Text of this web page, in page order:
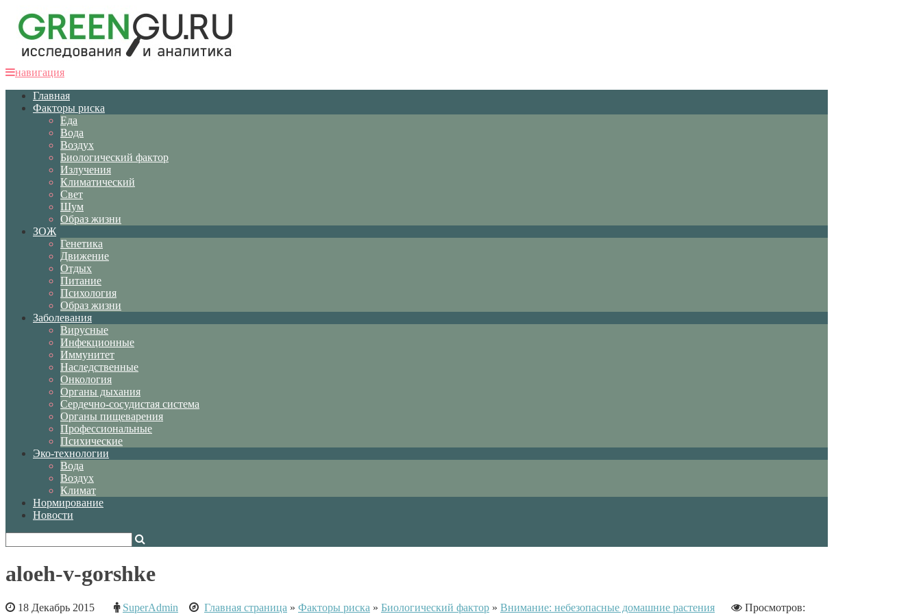
навигация
Главная
Факторы риска
Еда
Вода
Воздух
Биологический фактор
Излучения
Климатический
Свет
Шум
Образ жизни
ЗОЖ
Генетика
Движение
Отдых
Питание
Психология
Образ жизни
Заболевания
Вирусные
Инфекционные
Иммунитет
Наследственные
Онкология
Органы дыхания
Сердечно-сосудистая система
Органы пищеварения
Профессиональные
Психические
Эко-технологии
Вода
Воздух
Климат
Нормирование
Новости
aloeh-v-gorshke
18 Декабрь 2015 SuperAdmin Главная страница » Факторы риска » Биологический фактор » Внимание: небезопасные домашние растения Просмотров: